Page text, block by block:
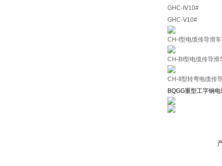
GHC-Ⅳ10#
GHC-Ⅴ10#
CH-I型电缆传导滑车
CH-BI型电缆传导滑
CH-II型转弯电缆传
BQGG重型工字钢电